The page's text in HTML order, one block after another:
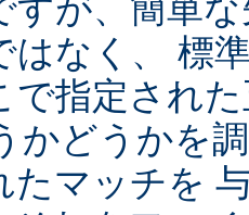
すが、簡単
はなく、 標
で指定され
かどうかを
たマッチを